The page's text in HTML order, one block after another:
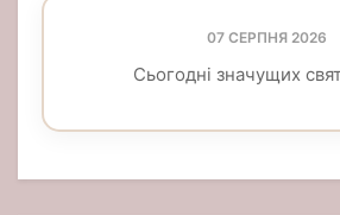
07 СЕРПНЯ 2026
Сьогодні значущих